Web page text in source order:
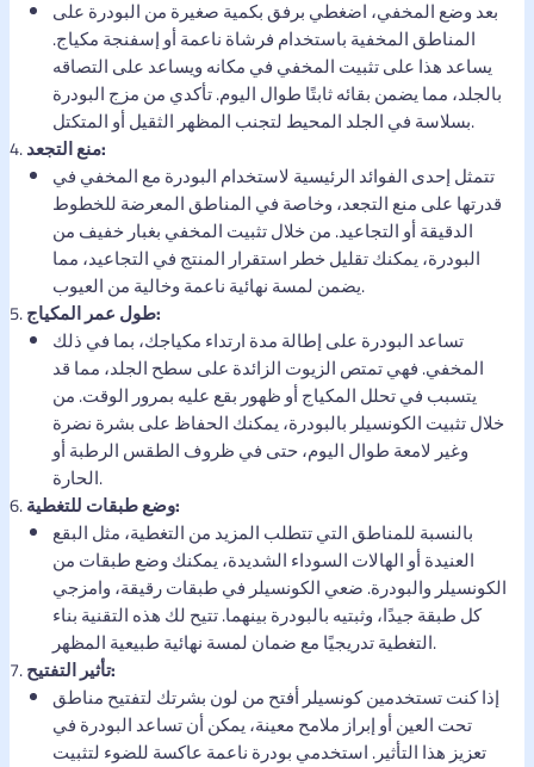
بعد وضع المخفي، اضغطي برفق بكمية صغيرة من البودرة على
المناطق المخفية باستخدام فرشاة ناعمة أو إسفنجة مكياج.
يساعد هذا على تثبيت المخفي في مكانه ويساعد على التصاقه
بالجلد، مما يضمن بقائه ثابتًا طوال اليوم. تأكدي من مزج البودرة
بسلاسة في الجلد المحيط لتجنب المظهر الثقيل أو المتكتل.
منع التجعد:
تتمثل إحدى الفوائد الرئيسية لاستخدام البودرة مع المخفي في
قدرتها على منع التجعد، وخاصة في المناطق المعرضة للخطوط
الدقيقة أو التجاعيد. من خلال تثبيت المخفي بغبار خفيف من
البودرة، يمكنك تقليل خطر استقرار المنتج في التجاعيد، مما
يضمن لمسة نهائية ناعمة وخالية من العيوب.
طول عمر المكياج:
تساعد البودرة على إطالة مدة ارتداء مكياجك، بما في ذلك
المخفي. فهي تمتص الزيوت الزائدة على سطح الجلد، مما قد
يتسبب في تحلل المكياج أو ظهور بقع عليه بمرور الوقت. من
خلال تثبيت الكونسيلر بالبودرة، يمكنك الحفاظ على بشرة نضرة
وغير لامعة طوال اليوم، حتى في ظروف الطقس الرطبة أو
الحارة.
وضع طبقات للتغطية:
بالنسبة للمناطق التي تتطلب المزيد من التغطية، مثل البقع
العنيدة أو الهالات السوداء الشديدة، يمكنك وضع طبقات من
الكونسيلر والبودرة. ضعي الكونسيلر في طبقات رقيقة، وامزجي
كل طبقة جيدًا، وثبتيه بالبودرة بينهما. تتيح لك هذه التقنية بناء
التغطية تدريجيًا مع ضمان لمسة نهائية طبيعية المظهر.
تأثير التفتيح:
إذا كنت تستخدمين كونسيلر أفتح من لون بشرتك لتفتيح مناطق
تحت العين أو إبراز ملامح معينة، يمكن أن تساعد البودرة في
تعزيز هذا التأثير. استخدمي بودرة ناعمة عاكسة للضوء لتثبيت